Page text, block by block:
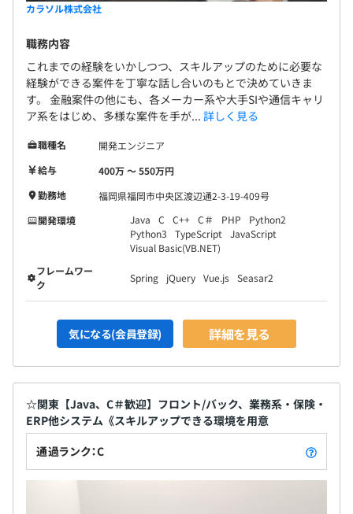
カラソル株式会社
職務内容
これまでの経験をいかしつつ、スキルアップのために必要な
経験ができる案件を丁寧な話し合いのもとで決めていきま
す。 金融案件の他にも、各メーカー系や大手SIや通信キャリ
ア系をはじめ、多様な案件を手が... 詳しく見る
職種名
開発エンジニア
給与
400万 〜 550万円
勤務地
福岡県福岡市中央区渡辺通2-3-19-409号
開発環境
Java C C++ C＃ PHP
Python2
Python3
TypeScript
JavaScript
Visual Basic(VB.NET)
フレームワー
ク
Spring jQuery Vue.js Seasar2
気になる(会員登録) 詳細を見る
☆関東【Java、C＃歓迎】フロント/バック、業務系・保険・
ERP他システム《スキルアップできる環境を用意
通過ランク：C